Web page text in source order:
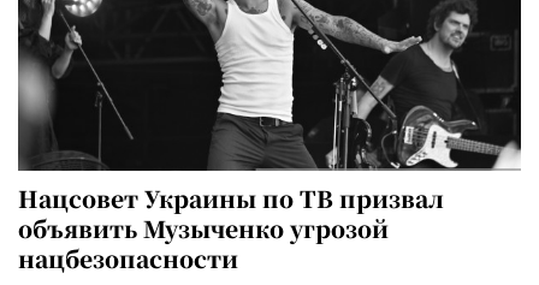
Нацсовет Украины по ТВ призвал
объявить Музыченко угрозой
нацбезопасности